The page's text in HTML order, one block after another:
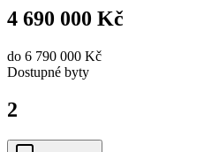
4 690 000 Kč
do 6 790 000 Kč
Dostupné byty
2